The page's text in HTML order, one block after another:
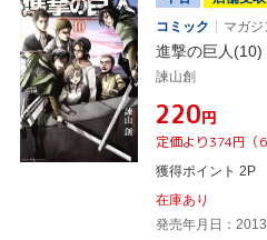
コミック
マガジ
進撃の巨人(10)
諫山創
¥220円
定価より374円（
獲得ポイント 2P
在庫あり
発売年月日：